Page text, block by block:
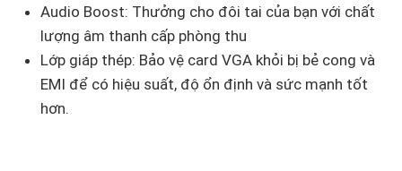
Audio Boost: Thưởng cho đôi tai của bạn với chất
lượng âm thanh cấp phòng thu
Lớp giáp thép: Bảo vệ card VGA khỏi bị bẻ cong và
EMI để có hiệu suất, độ ổn định và sức mạnh tốt
hơn.